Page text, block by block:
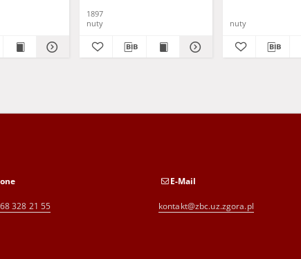
1897
nuty
nuty
328 21 55
E-Mail
kontakt@zbc.uz.zgora.pl